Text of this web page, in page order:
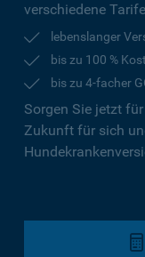
verschiedene
lebenslanger
bis zu 100 %
bis zu 4-facher
Sorgen Sie jetzt
Zukunft für sich